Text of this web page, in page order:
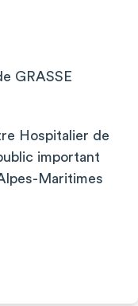
GRASSE
Hospitalier de
important
Maritimes